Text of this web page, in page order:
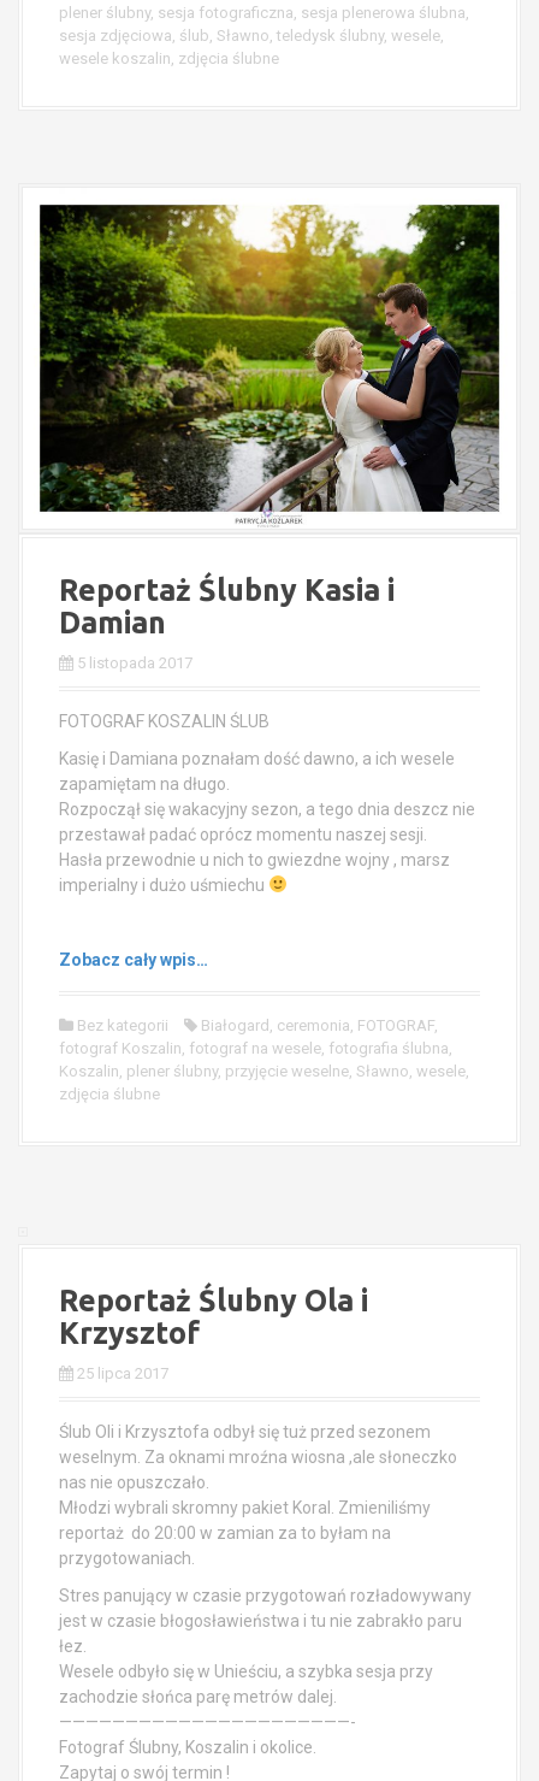
plener ślubny, sesja fotograficzna sesja plenerowa ślubna
sesja zdjęciowa ślub Sławno teledysk ślubny, wesele
wesele koszalin zdjęcia ślubne
Reportaż Ślubny Kasia i
Damian
5 listopada 2017
FOTOGRAF KOSZALIN ŚLUB
Kasię i Damiana poznałam dość dawno, a ich wesele
zapamiętam na długo.
Rozpoczął się wakacyjny sezon, a tego dnia deszcz nie
przestawał padać oprócz momentu naszej sesji.
Hasła przewodnie u nich to gwiezdne wojny , marsz
imperialny i dużo uśmiechu
Zobacz cały wpis…
Bez kategorii Białogard ceremonia FOTOGRAF
fotograf Koszalin fotograf na wesele fotografia ślubna
Koszalin plener ślubny, przyjęcie weselne Sławno wesele
zdjęcia ślubne
Reportaż Ślubny Ola i
Krzysztof
25 lipca 2017
Ślub Oli i Krzysztofa odbył się tuż przed sezonem
weselnym. Za oknami mroźna wiosna ,ale słoneczko
nas nie opuszczało.
Młodzi wybrali skromny pakiet Koral. Zmieniliśmy
reportaż do 20:00 w zamian za to byłam na
przygotowaniach.
Stres panujący w czasie przygotowań rozładowywany
jest w czasie błogosławieństwa i tu nie zabrakło paru
łez.
Wesele odbyło się w Unieściu, a szybka sesja przy
zachodzie słońca parę metrów dalej.
——————————————————————-
Fotograf Ślubny, Koszalin i okolice.
Zapytaj o swój termin !